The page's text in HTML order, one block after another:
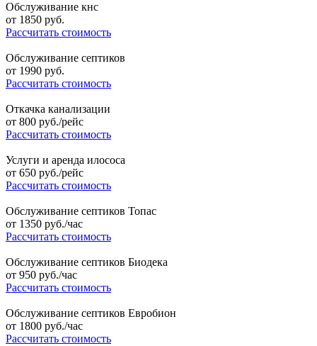
Обслуживание кнс
от 1850 руб.
Рассчитать стоимость
Обслуживание септиков
от 1990 руб.
Рассчитать стоимость
Откачка канализации
от 800 руб./рейс
Рассчитать стоимость
Услуги и аренда илососа
от 650 руб./рейс
Рассчитать стоимость
Обслуживание септиков Топас
от 1350 руб./час
Рассчитать стоимость
Обслуживание септиков Биодека
от 950 руб./час
Рассчитать стоимость
Обслуживание септиков Евробион
от 1800 руб./час
Рассчитать стоимость